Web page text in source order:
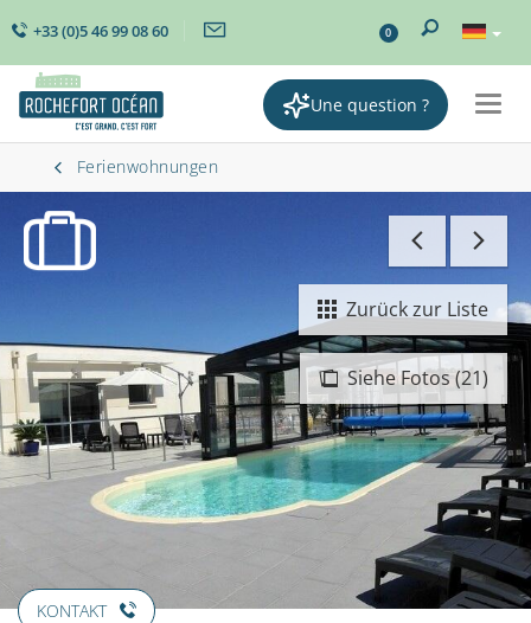
+33 (0)5 46 99 08 60 0
Une question ?
Ferienwohnungen
Siehe Fotos (21)
Zurück zur Liste
KONTAKT